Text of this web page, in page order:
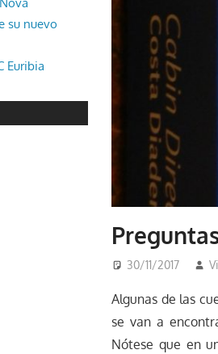
30/11/2017
Algunas de las
se van a
Nótese que en
su nuevo
Euribia